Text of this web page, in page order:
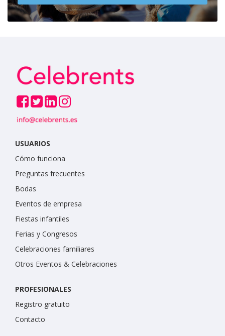
USUARIOS
Cómo funciona
Preguntas frecuentes
Bodas
Eventos de empresa
Fiestas infantiles
Ferias y Congresos
Celebraciones familiares
Otros Eventos & Celebraciones
PROFESIONALES
Registro gratuito
Contacto